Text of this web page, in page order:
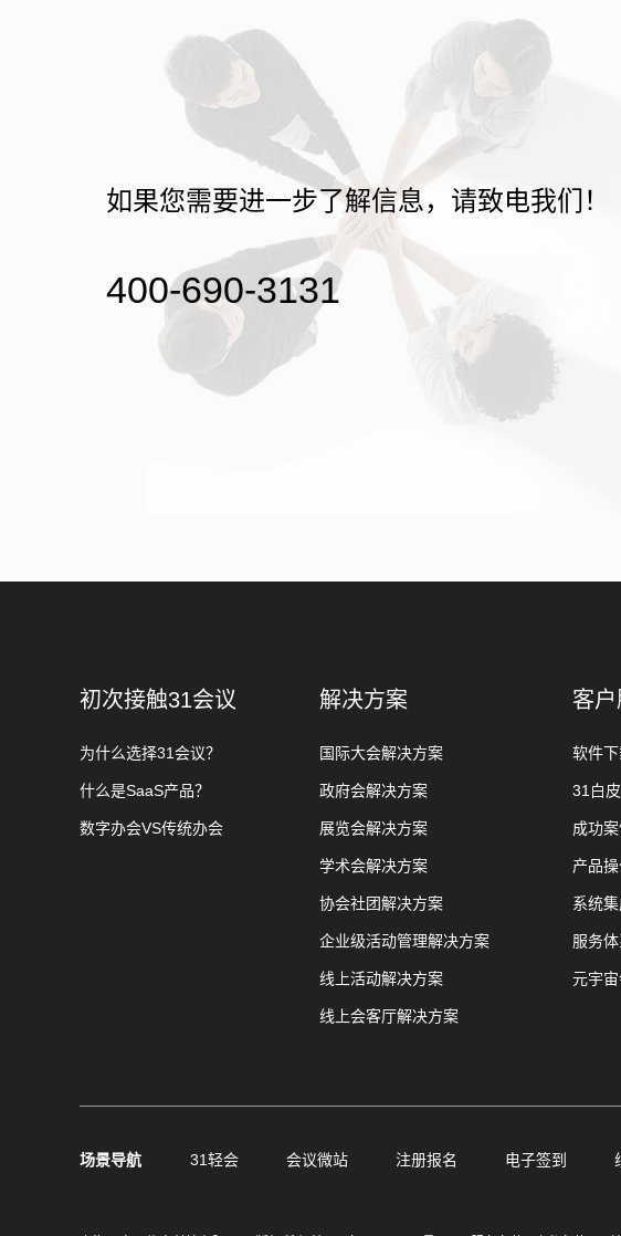
如果您需要进一步了解信息，请致电我们！
400-690-3131
初次接触31会议
为什么选择31会议？
什么是SaaS产品？
数字办会VS传统办会
解决方案
国际大会解决方案
政府会解决方案
展览会解决方案
学术会解决方案
协会社团解决方案
企业级活动管理解决方案
线上活动解决方案
线上会客厅解决方案
客
软件
31白
成功案
产品
系统
服务
元宇
场景导航 31轻会 会议微站 注册报名 电子签到